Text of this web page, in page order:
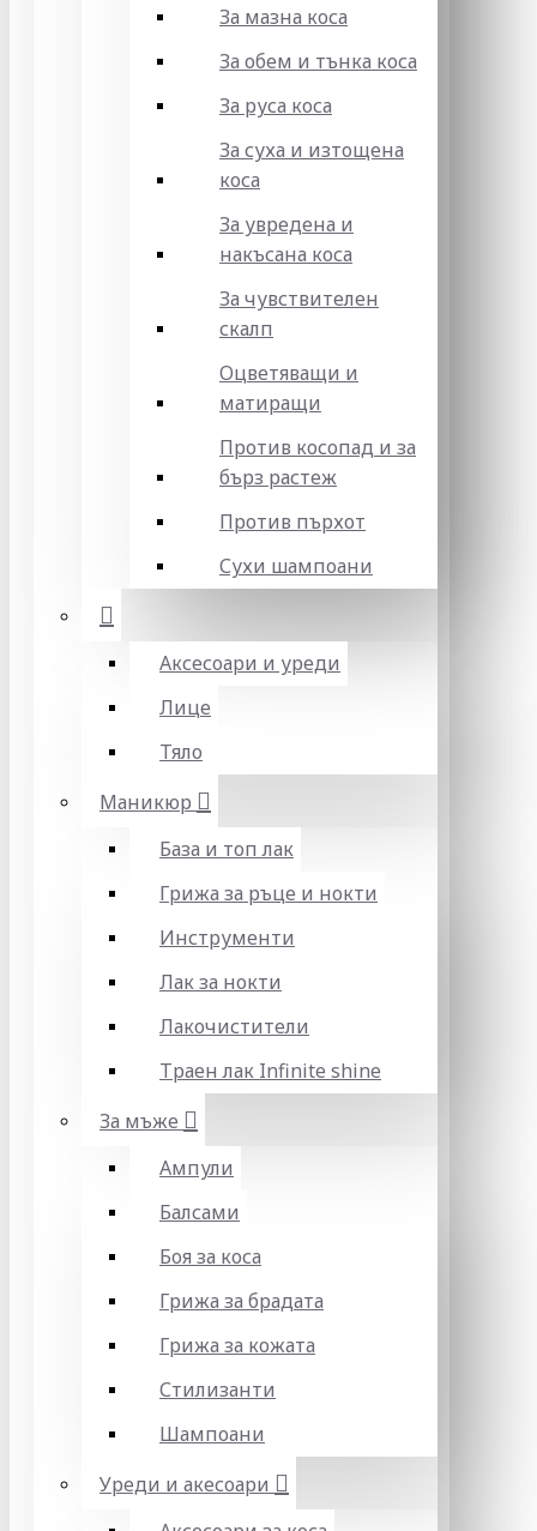
За мазна коса
За обем и тънка коса
За руса коса
За суха и изтощена
коса
За увредена и
накъсана коса
За чувствителен
скалп
Оцветяващи и
матиращи
Против косопад и за
бърз растеж
Против пърхот
Сухи шампоани
Аксесоари и уреди
Лице
Тяло
Маникюр
База и топ лак
Грижа за ръце и нокти
Инструменти
Лак за нокти
Лакочистители
Траен лак Infinite shine
За мъже
Ампули
Балсами
Боя за коса
Грижа за брадата
Грижа за кожата
Стилизанти
Шампоани
Уреди и акесоари